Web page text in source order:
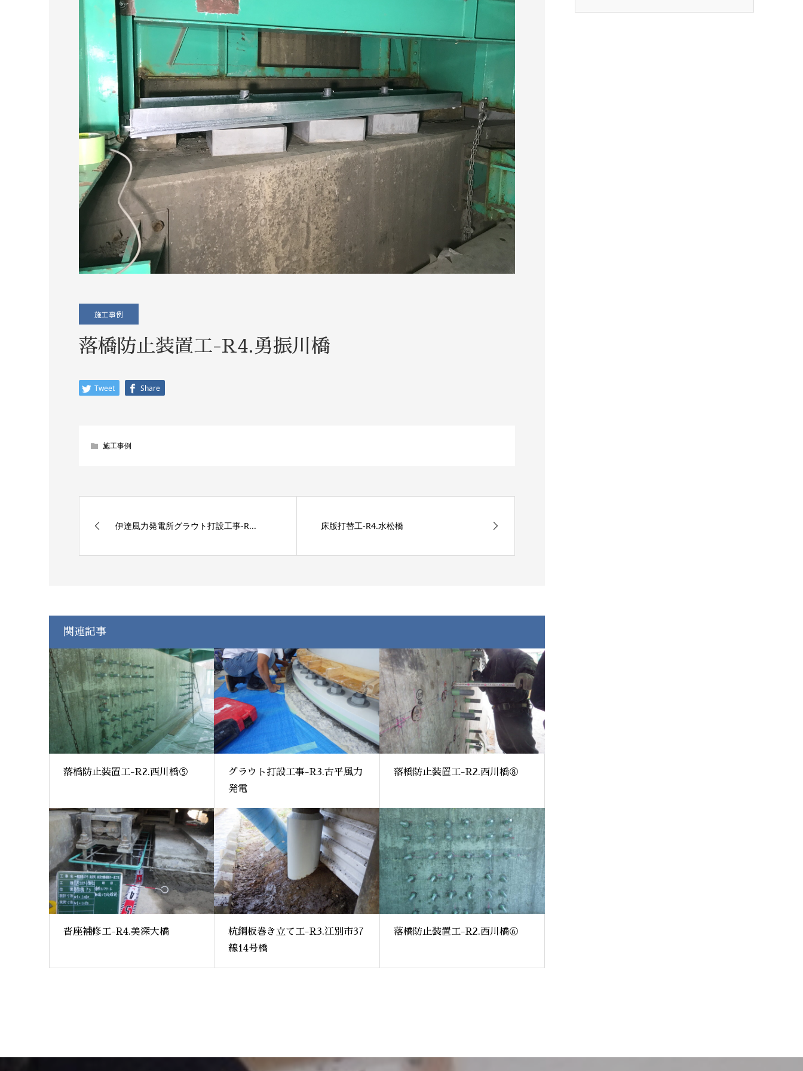
施工事例
落橋防止装置工-R4.勇振川橋
Tweet Share
施工事例
伊達風力発電所グラウト打設工事-R... 床版打替工-R4.水松橋
関連記事
落橋防止装置工-R2.西川橋⑤
グラウト打設工事-R3.古平風力
発電
落橋防止装置工-R2.西川橋⑧
沓座補修工-R4.美深大橋
杭鋼板巻き立て工-R3.江別市37
線14号橋
落橋防止装置工-R2.西川橋⑥